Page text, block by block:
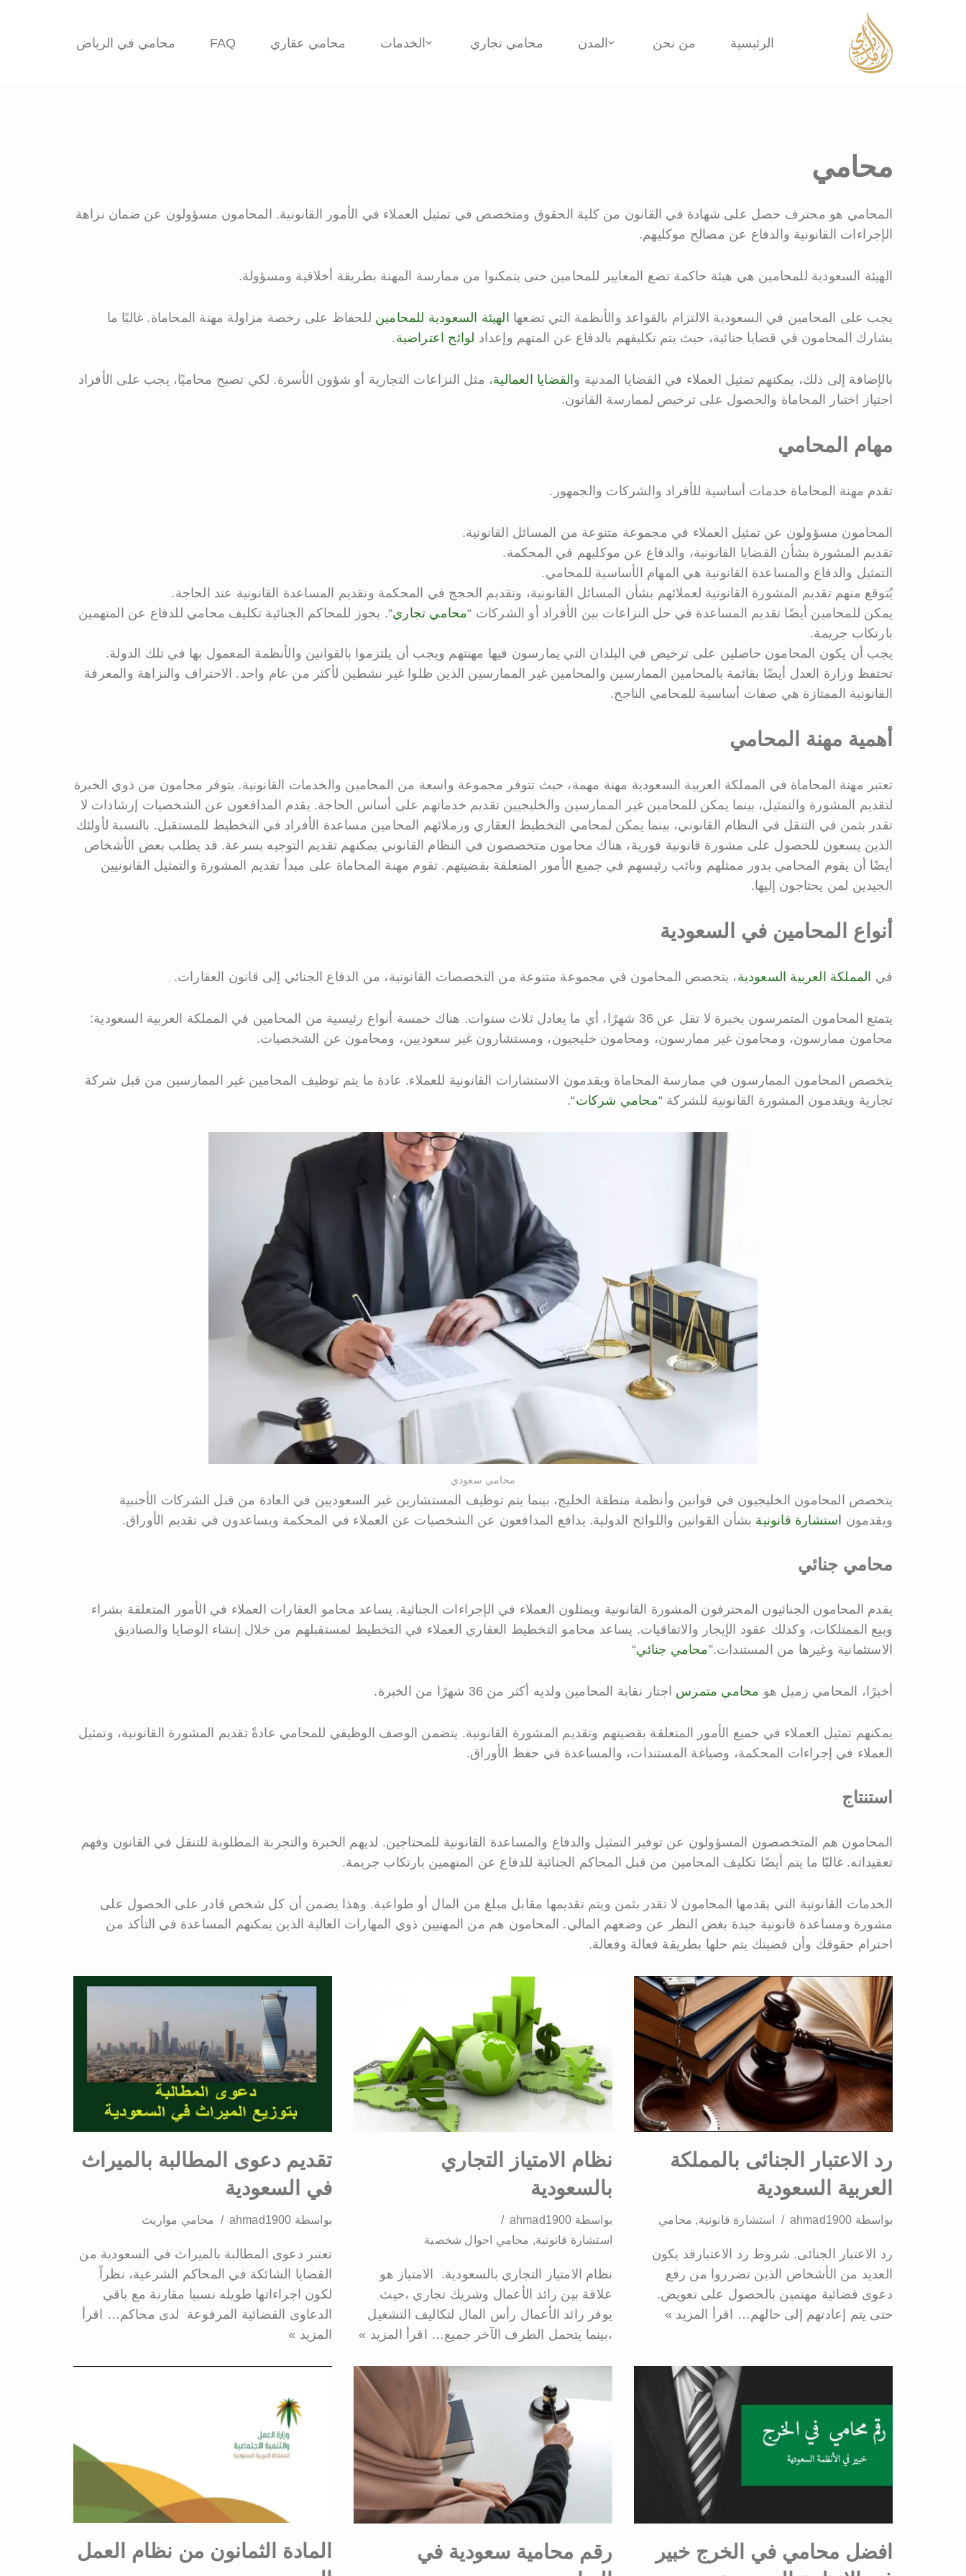
الرئيسية من نحن المدن محامي تجاري الخدمات محامي عقاري FAQ محامي في الرياض
محامي
المحامي هو محترف حصل على شهادة في القانون من كلية الحقوق ومتخصص في تمثيل العملاء في الأمور القانونية. المحامون مسؤولون عن ضمان نزاهة
الإجراءات القانونية والدفاع عن مصالح موكليهم.
الهيئة السعودية للمحامين هي هيئة حاكمة تضع المعايير للمحامين حتى يتمكنوا من ممارسة المهنة بطريقة أخلاقية ومسؤولة.
يجب على المحامين في السعودية الالتزام بالقواعد والأنظمة التي تضعها الهيئة السعودية للمحامين للحفاظ على رخصة مزاولة مهنة المحاماة. غالبًا ما
يشارك المحامون في قضايا جنائية، حيث يتم تكليفهم بالدفاع عن المتهم وإعداد لوائح اعتراضية.
بالإضافة إلى ذلك، يمكنهم تمثيل العملاء في القضايا المدنية والقضايا العمالية، مثل النزاعات التجارية أو شؤون الأسرة. لكي تصبح محاميًا، يجب على الأفراد
اجتياز اختبار المحاماة والحصول على ترخيص لممارسة القانون.
مهام المحامي
تقدم مهنة المحاماة خدمات أساسية للأفراد والشركات والجمهور.
المحامون مسؤولون عن تمثيل العملاء في مجموعة متنوعة من المسائل القانونية.
تقديم المشورة بشأن القضايا القانونية، والدفاع عن موكليهم في المحكمة.
التمثيل والدفاع والمساعدة القانونية هي المهام الأساسية للمحامي.
يُتوقع منهم تقديم المشورة القانونية لعملائهم بشأن المسائل القانونية، وتقديم الحجج في المحكمة وتقديم المساعدة القانونية عند الحاجة.
يمكن للمحامين أيضًا تقديم المساعدة في حل النزاعات بين الأفراد أو الشركات “محامي تجاري“. يجوز للمحاكم الجنائية تكليف محامي للدفاع عن المتهمين
بارتكاب جريمة.
يجب أن يكون المحامون حاصلين على ترخيص في البلدان التي يمارسون فيها مهنتهم ويجب أن يلتزموا بالقوانين والأنظمة المعمول بها في تلك الدولة.
تحتفظ وزارة العدل أيضًا بقائمة بالمحامين الممارسين والمحامين غير الممارسين الذين ظلوا غير نشطين لأكثر من عام واحد. الاحتراف والنزاهة والمعرفة
القانونية الممتازة هي صفات أساسية للمحامي الناجح.
أهمية مهنة المحامي
تعتبر مهنة المحاماة في المملكة العربية السعودية مهنة مهمة، حيث تتوفر مجموعة واسعة من المحامين والخدمات القانونية. يتوفر محامون من ذوي الخبرة
لتقديم المشورة والتمثيل، بينما يمكن للمحامين غير الممارسين والخليجيين تقديم خدماتهم على أساس الحاجة. يقدم المدافعون عن الشخصيات إرشادات لا
تقدر بثمن في التنقل في النظام القانوني، بينما يمكن لمحامي التخطيط العقاري وزملائهم المحامين مساعدة الأفراد في التخطيط للمستقبل. بالنسبة لأولئك
الذين يسعون للحصول على مشورة قانونية فورية، هناك محامون متخصصون في النظام القانوني يمكنهم تقديم التوجيه بسرعة. قد يطلب بعض الأشخاص
أيضًا أن يقوم المحامي بدور ممثلهم ونائب رئيسهم في جميع الأمور المتعلقة بقضيتهم. تقوم مهنة المحاماة على مبدأ تقديم المشورة والتمثيل القانونيين
الجيدين لمن يحتاجون إليها.
أنواع المحامين في السعودية
في المملكة العربية السعودية، يتخصص المحامون في مجموعة متنوعة من التخصصات القانونية، من الدفاع الجنائي إلى قانون العقارات.
يتمتع المحامون المتمرسون بخبرة لا تقل عن 36 شهرًا، أي ما يعادل ثلاث سنوات. هناك خمسة أنواع رئيسية من المحامين في المملكة العربية السعودية:
محامون ممارسون، ومحامون غير ممارسون، ومحامون خليجيون، ومستشارون غير سعوديين، ومحامون عن الشخصيات.
يتخصص المحامون الممارسون في ممارسة المحاماة ويقدمون الاستشارات القانونية للعملاء. عادة ما يتم توظيف المحامين غير الممارسين من قبل شركة
تجارية ويقدمون المشورة القانونية للشركة “محامي شركات“.
محامي سعودي
يتخصص المحامون الخليجيون في قوانين وأنظمة منطقة الخليج، بينما يتم توظيف المستشارين غير السعوديين في العادة من قبل الشركات الأجنبية
ويقدمون استشارة قانونية بشأن القوانين واللوائح الدولية. يدافع المدافعون عن الشخصيات عن العملاء في المحكمة ويساعدون في تقديم الأوراق.
محامي جنائي
يقدم المحامون الجنائيون المحترفون المشورة القانونية ويمثلون العملاء في الإجراءات الجنائية. يساعد محامو العقارات العملاء في الأمور المتعلقة بشراء
وبيع الممتلكات، وكذلك عقود الإيجار والاتفاقيات. يساعد محامو التخطيط العقاري العملاء في التخطيط لمستقبلهم من خلال إنشاء الوصايا والصناديق
الاستئمانية وغيرها من المستندات.”محامي جنائي“
أخيرًا، المحامي زميل هو محامي متمرس اجتاز نقابة المحامين ولديه أكثر من 36 شهرًا من الخبرة.
يمكنهم تمثيل العملاء في جميع الأمور المتعلقة بقضيتهم وتقديم المشورة القانونية. يتضمن الوصف الوظيفي للمحامي عادةً تقديم المشورة القانونية، وتمثيل
العملاء في إجراءات المحكمة، وصياغة المستندات، والمساعدة في حفظ الأوراق.
استنتاج
المحامون هم المتخصصون المسؤولون عن توفير التمثيل والدفاع والمساعدة القانونية للمحتاجين. لديهم الخبرة والتجربة المطلوبة للتنقل في القانون وفهم
تعقيداته. غالبًا ما يتم أيضًا تكليف المحامين من قبل المحاكم الجنائية للدفاع عن المتهمين بارتكاب جريمة.
الخدمات القانونية التي يقدمها المحامون لا تقدر بثمن ويتم تقديمها مقابل مبلغ من المال أو طواعية. وهذا يضمن أن كل شخص قادر على الحصول على
مشورة ومساعدة قانونية جيدة بغض النظر عن وضعهم المالي. المحامون هم من المهنيين ذوي المهارات العالية الذين يمكنهم المساعدة في التأكد من
احترام حقوقك وأن قضيتك يتم حلها بطريقة فعالة وفعالة.
رد الاعتبار الجنائى بالمملكة
العربية السعودية
بواسطة ahmad1900 استشارة قانونية, محامي
رد الاعتبار الجنائى. شروط رد الاعتبارقد يكون
العديد من الأشخاص الذين تضرروا من رفع
دعوى قضائية مهتمين بالحصول على تعويض.
حتى يتم إعادتهم إلى حالهم…
اقرأ المزيد »
نظام الامتياز التجاري
بالسعودية
بواسطة ahmad1900
استشارة قانونية, محامي احوال شخصية
نظام الامتياز التجاري بالسعودية. الامتياز هو
علاقة بين رائد الأعمال وشريك تجاري ،حيث
يوفر رائد الأعمال رأس المال لتكاليف التشغيل
،بينما يتحمل الطرف الآخر جميع…
اقرأ المزيد »
تقديم دعوى المطالبة بالميراث
في السعودية
بواسطة ahmad1900 محامي مواريث
تعتبر دعوى المطالبة بالميراث في السعودية من
القضايا الشائكة في المحاكم الشرعية، نظراً
لكون اجراءاتها طويله نسبيا مقارنة مع باقي
الدعاوى القضائية المرفوعة لدى محاكم…
اقرأ
المزيد »
افضل محامي في الخرج خبير
رقم محامية سعودية في
المادة الثمانون من نظام العمل